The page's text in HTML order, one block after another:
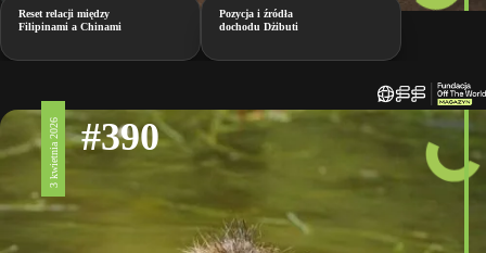
Reset relacji między
Filipinami a Chinami
Pozycja i źródła
dochodu Dżibuti
3 kwietnia 2026 #390